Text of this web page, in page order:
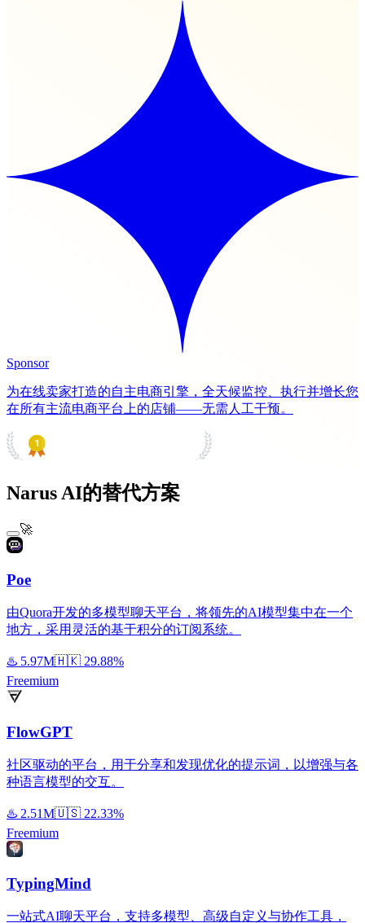
Sponsor
为在线卖家打造的自主电商引擎，全天候监控、执行并增长您
在所有主流电商平台上的店铺——无需人工干预。
Narus AI的替代方案
🚀
Poe
由Quora开发的多模型聊天平台，将领先的AI模型集中在一个
地方，采用灵活的基于积分的订阅系统。
♨️ 5.97M🇭🇰 29.88%
Freemium
FlowGPT
社区驱动的平台，用于分享和发现优化的提示词，以增强与各
种语言模型的交互。
♨️ 2.51M🇺🇸 22.33%
Freemium
TypingMind
一站式AI聊天平台，支持多模型、高级自定义与协作工具，